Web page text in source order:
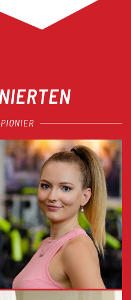
Jasmin Rückert
Jasmin Rückert ist Abnehmcoachin
aus Leidenschaft – und der
Gegenentwurf zum klassischen
Diätdenken. Sie hilft Frauen,
Gewicht zu verlieren, ohne
Verzicht, Verbote oder teure
Produkte. Ihr Ansatz:
alltagstauglich, wissenschaftlich
fundiert und nachhaltig.